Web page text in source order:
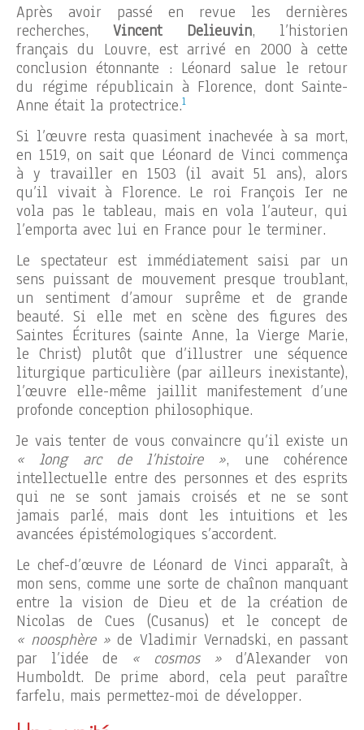
Après avoir passé en revue les dernières
recherches,Vincent Delieuvin, l’historien
français du Louvre, est arrivé en 2000 à cette
conclusion étonnante : Léonard salue le retour
du régime républicain à Florence, dont Sainte-
Anne était la protectrice.1
Si l’œuvre resta quasiment inachevée à sa mort,
en 1519, on sait que Léonard de Vinci commença
à y travailler en 1503 (il avait 51 ans), alors
qu’il vivait à Florence. Le roi François Ier ne
vola pas le tableau, mais en vola l’auteur, qui
l’emporta avec lui en France pour le terminer.
Le spectateur est immédiatement saisi par un
sens puissant de mouvement presque troublant,
un sentiment d’amour suprême et de grande
beauté. Si elle met en scène des figures des
Saintes Écritures (sainte Anne, la Vierge Marie,
le Christ) plutôt que d’illustrer une séquence
liturgique particulière (par ailleurs inexistante),
l’œuvre elle-même jaillit manifestement d’une
profonde conception philosophique.
Je vais tenter de vous convaincre qu’il existe un
« long arc de l’histoire », une cohérence
intellectuelle entre des personnes et des esprits
qui ne se sont jamais croisés et ne se sont
jamais parlé, mais dont les intuitions et les
avancées épistémologiques s’accordent.
Le chef-d’œuvre de Léonard de Vinci apparaît, à
mon sens, comme une sorte de chaînon manquant
entre la vision de Dieu et de la création de
Nicolas de Cues (Cusanus) et le concept de
« noosphère » de Vladimir Vernadski, en passant
par l’idée de « cosmos » d’Alexander von
Humboldt. De prime abord, cela peut paraître
farfelu, mais permettez-moi de développer.